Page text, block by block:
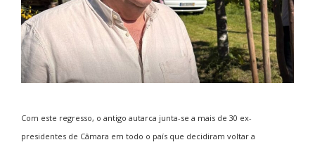
Com este regresso, o antigo autarca junta-se a mais de 30 ex-
presidentes de Câmara em todo o país que decidiram voltar a